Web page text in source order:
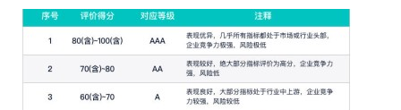
无论如何，企业登记网络梗著作权的行为已对互联网文化生态
产生冲击。如果这种趋势持续，那些原本属于所有人的创意，
可能逐步变为需要授权、许可和管理的“平台资产”。互联网最
珍贵的创造力——自由生长、无拘无束的特质——或许将因此
受到限制。